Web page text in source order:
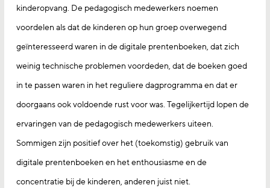
kinderopvang. De pedagogisch medewerkers noemen
voordelen als dat de kinderen op hun groep overwegend
geïnteresseerd waren in de digitale prentenboeken, dat zich
weinig technische problemen voordeden, dat de boeken goed
in te passen waren in het reguliere dagprogramma en dat er
doorgaans ook voldoende rust voor was. Tegelijkertijd lopen de
ervaringen van de pedagogisch medewerkers uiteen.
Sommigen zijn positief over het (toekomstig) gebruik van
digitale prentenboeken en het enthousiasme en de
concentratie bij de kinderen, anderen juist niet.